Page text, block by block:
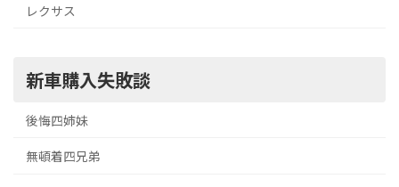
レクサス
新車購入失敗談
後悔四姉妹
無頓着四兄弟